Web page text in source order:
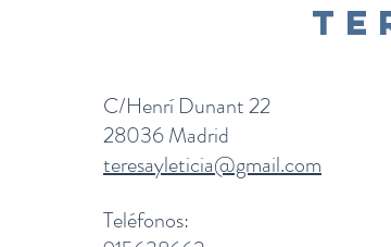
C/Henrí Dunant 22
28036 Madrid
teresayleticia@gmail.com
Teléfonos: